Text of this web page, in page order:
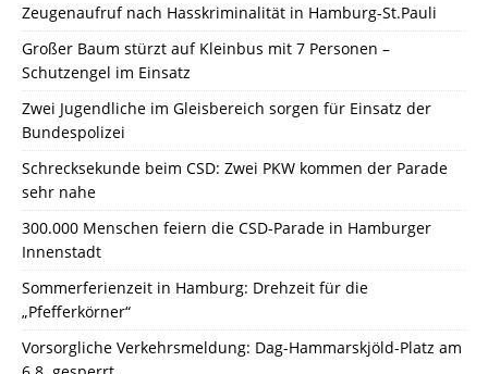
Zeugenaufruf nach Hasskriminalität in Hamburg-St.Pauli
Großer Baum stürzt auf Kleinbus mit 7 Personen –
Schutzengel im Einsatz
Zwei Jugendliche im Gleisbereich sorgen für Einsatz der
Bundespolizei
Schrecksekunde beim CSD: Zwei PKW kommen der Parade
sehr nahe
300.000 Menschen feiern die CSD-Parade in Hamburger
Innenstadt
Sommerferienzeit in Hamburg: Drehzeit für die
„Pfefferkörner“
Vorsorgliche Verkehrsmeldung: Dag-Hammarskjöld-Platz am